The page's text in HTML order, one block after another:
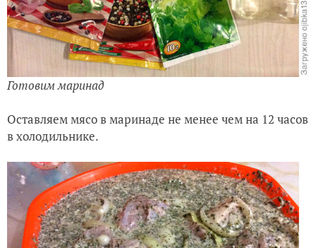
Готовим маринад
Оставляем мясо в маринаде не менее чем на 12 часов
в холодильнике.